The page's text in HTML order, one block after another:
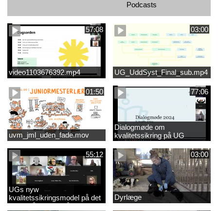
Podcasts
57:08
video1103676392.mp4
03:00
UG_UddSyst_Final_sub.mp4
01:50
uvm_jml_uden_fade.mov
77:06
Dialogmøde om
kvalitetssikring på UG
55:12
UGs nyw
kvalitetssikringsmodel på det
videregående område
03:00
Dyrlæge